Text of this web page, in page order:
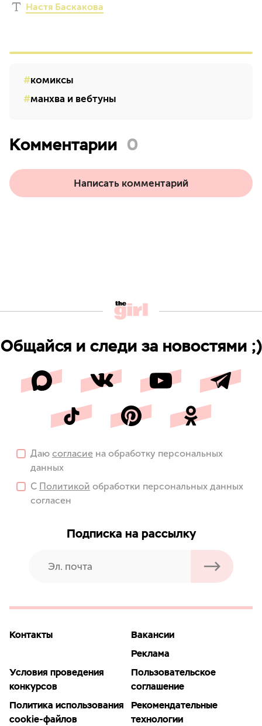
Настя Баскакова
комиксы
манхва и вебтуны
Комментарии 0
Написать комментарий
Общайся и следи за новостями ;)
Даю согласие на обработку персональных
данных
С Политикой обработки персональных данных
согласен
Подписка на рассылку
Контакты
Вакансии
Реклама
Условия проведения
конкурсов
Пользовательское
соглашение
Политика использования
cookie-файлов
Рекомендательные
технологии